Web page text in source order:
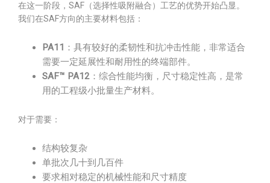
在这一阶段，SAF（选择性吸附融合）工艺的优势开始凸显。
我们在SAF方向的主要材料包括：
PA11 ：具有较好的柔韧性和抗冲击性能，非常适合
需要一定延展性和耐用性的终端部件。
SAF™ PA12 ：综合性能均衡，尺寸稳定性高，是常
用的工程级小批量生产材料。
对于需要：
结构较复杂
单批次几十到几百件
要求相对稳定的机械性能和尺寸精度